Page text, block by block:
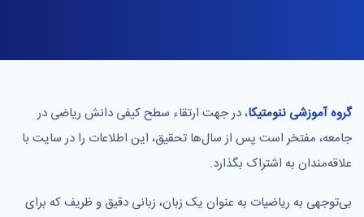
گروه آموزشی ننومتیکا، در جهت ارتقاء سطح کیفی دانش ریاضی در
جامعه، مفتخر است پس از سال‌ها تحقیق، این اطلاعات را در سایت با
علاقه‌مندان به اشتراک بگذارد.
بی‌توجهی به ریاضیات به عنوان یک زبان، زبانی دقیق و ظریف که برای